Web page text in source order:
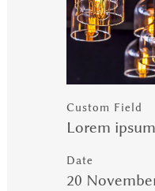
Custom Field
Lorem
Date
20